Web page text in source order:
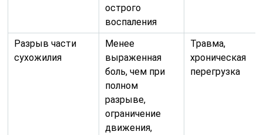
острого
воспаления
Разрыв части
сухожилия
Менее
выраженная
боль, чем при
полном
разрыве,
ограничение
движения,
Травма,
хроническая
перегрузка